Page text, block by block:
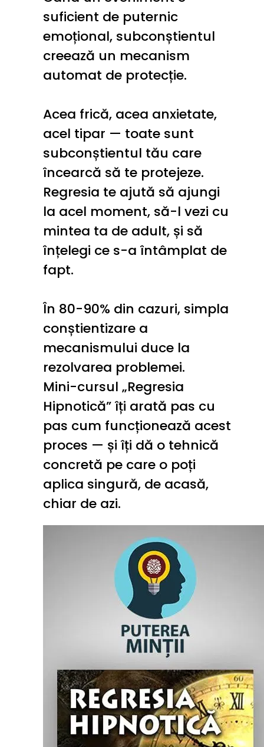
suficient de puternic
emoțional, subconștientul
creează un mecanism
automat de protecție.
Acea frică, acea anxietate,
acel tipar — toate sunt
subconștientul tău care
încearcă să te protejeze.
Regresia te ajută să ajungi
la acel moment, să-l vezi cu
mintea ta de adult, și să
înțelegi ce s-a întâmplat de
fapt.
În 80-90% din cazuri, simpla
conștientizare a
mecanismului duce la
rezolvarea problemei.
Mini-cursul „Regresia
Hipnotică” îți arată pas cu
pas cum funcționează acest
proces — și îți dă o tehnică
concretă pe care o poți
aplica singură, de acasă,
chiar de azi.